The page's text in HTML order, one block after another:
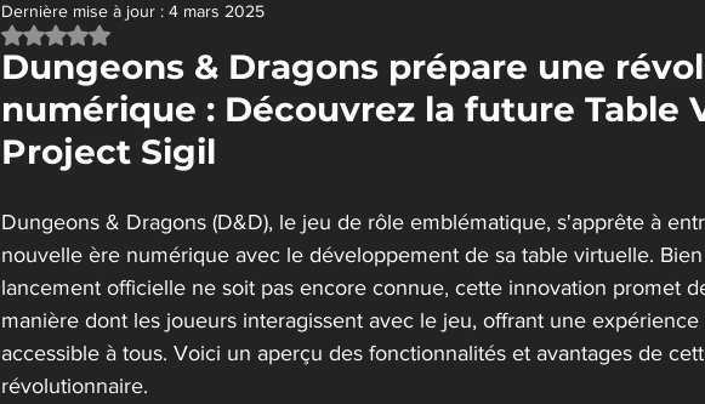
Dernière mise à jour : 4 mars 2025
Noté NaN étoiles sur 5.
Dungeons & Dragons prépare une
numérique : Découvrez la future Table
Project Sigil
Dungeons & Dragons (D&D), le jeu de rôle emblématique, s'apprête à
nouvelle ère numérique avec le développement de sa table virtuelle.
lancement officielle ne soit pas encore connue, cette innovation promet
manière dont les joueurs interagissent avec le jeu, offrant une
accessible à tous. Voici un aperçu des fonctionnalités et avantages de
révolutionnaire.